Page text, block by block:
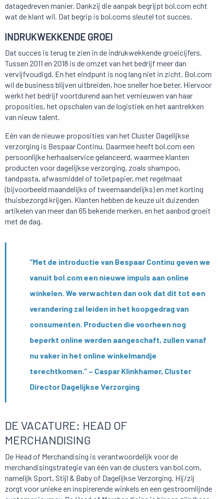
datagedreven manier. Dankzij die aanpak begrijpt bol.com echt
wat de klant wil. Dat begrip is bol.coms sleutel tot succes.
INDRUKWEKKENDE GROEI
Dat succes is terug te zien in de indrukwekkende groeicijfers.
Tussen 2011 en 2018 is de omzet van het bedrijf meer dan
vervijfvoudigd. En het eindpunt is nog lang niet in zicht. Bol.com
wil de business blijven uitbreiden, hoe sneller hoe beter. Hiervoor
werkt het bedrijf voortdurend aan het vernieuwen van haar
proposities, het opschalen van de logistiek en het aantrekken
van nieuw talent.
Eén van de nieuwe proposities van het Cluster Dagelijkse
verzorging is Bespaar Continu. Daarmee heeft bol.com een
persoonlijke herhaalservice gelanceerd, waarmee klanten
producten voor dagelijkse verzorging, zoals shampoo,
tandpasta, afwasmiddel of toiletpapier, met regelmaat
(bijvoorbeeld maandelijks of tweemaandelijks) en met korting
thuisbezorgd krijgen. Klanten hebben de keuze uit duizenden
artikelen van meer dan 65 bekende merken, en het aanbod groeit
met de dag.
“Met de introductie van Bespaar Continu geven we
vanuit bol.com een nieuwe impuls aan online
winkelen. We verwachten dan ook dat dit tot een
verandering zal leiden in het koopgedrag van
consumenten. Producten die voorheen nog
beperkt online werden aangeschaft, zullen vanaf
nu vaker in het online winkelmandje
terechtkomen.” – Caspar Klinkhamer, Cluster
Director Dagelijkse Verzorging
DE VACATURE: HEAD OF
MERCHANDISING
De Head of Merchandising is verantwoordelijk voor de
merchandisingstrategie van één van de clusters van bol.com,
namelijk Sport, Stijl & Baby of Dagelijkse Verzorging. Hij/zij
zorgt voor unieke en inspirerende winkels en een gestroomlijnde